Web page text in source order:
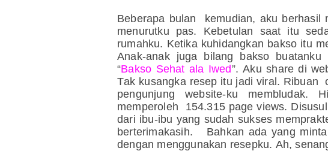
Beberapa bulan kemudian, aku berhasil
menurutku pas. Kebetulan saat itu
rumahku. Ketika kuhidangkan bakso itu
Anak-anak juga bilang bakso
“Bakso Sehat ala Iwed”. Aku share di
Tak kusangka resep itu jadi viral. Ribuan
pengunjung website-ku
memperoleh 154.315 page views.
dari ibu-ibu yang sudah sukses
berterimakasih. Bahkan ada yang
dengan menggunakan resepku. Ah,